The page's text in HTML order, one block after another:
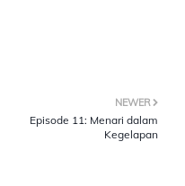
NEWER
Episode 11: Menari dalam
Kegelapan